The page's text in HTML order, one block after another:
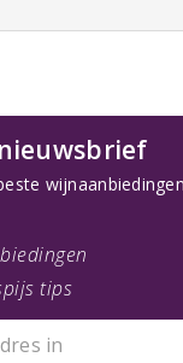
tips